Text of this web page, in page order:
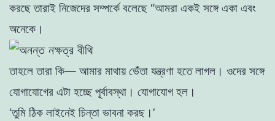
করছে তারাই নিজেদের সম্পর্কে বলেছে “আমরা একই সঙ্গে একা এবং
অনেকে।
তাহলে তারা কি— আমার মাথায় ভেঁতা যন্ত্রণা হতে লাগল। ওদের সঙ্গে
যােগাযােগের এটা হচ্ছে পূর্বাবস্থা। যােগাযােগ হল।
‘তুমি ঠিক লাইনেই চিন্তা ভাবনা করছ।’